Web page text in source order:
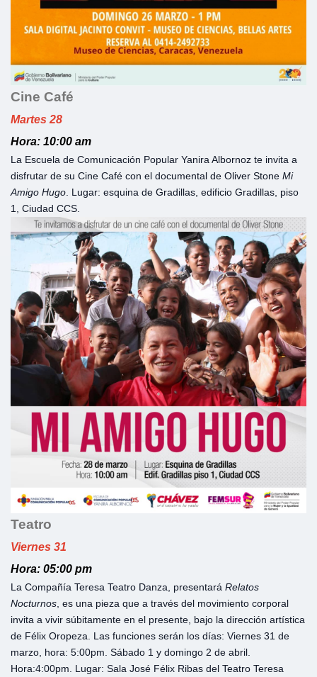
Cine Café
Martes 28
Hora: 10:00 am
La Escuela de Comunicación Popular Yanira Albornoz te invita a
disfrutar de su Cine Café con el documental de Oliver Stone Mi
Amigo Hugo . Lugar: esquina de Gradillas, edificio Gradillas, piso
1, Ciudad CCS.
Teatro
Viernes 31
Hora: 05:00 pm
La Compañía Teresa Teatro Danza, presentará Relatos
Nocturnos , es una pieza que a través del movimiento corporal
invita a vivir súbitamente en el presente, bajo la dirección artística
de Félix Oropeza. Las funciones serán los días: Viernes 31 de
marzo, hora: 5:00pm. Sábado 1 y domingo 2 de abril.
Hora:4:00pm. Lugar: Sala José Félix Ribas del Teatro Teresa